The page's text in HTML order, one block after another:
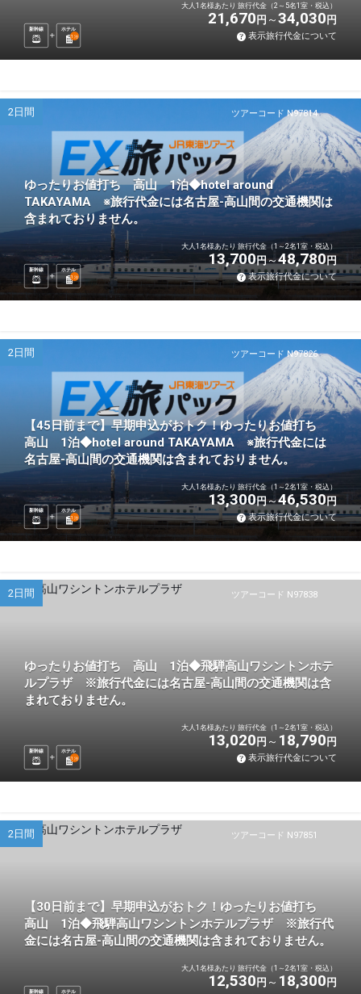
新幹線
ホテル
1 泊
大人1名様あたり 旅行代金（2～5名1室・税込）
21,670 円 34,030 円
表示旅行代金について
ツアーコード N97814
2日間
ゆったりお値打ち 高山 1泊◆hotel around
TAKAYAMA ※旅行代金には名古屋-高山間の交通機関は
含まれておりません。
新幹線
ホテル
1 泊
大人1名様あたり 旅行代金（1～2名1室・税込）
13,700円 48,780円
表示旅行代金について
ツアーコード N97826
2日間
【45日前まで】早期申込がおトク！ゆったりお値打ち
高山 1泊◆hotel around TAKAYAMA ※旅行代金には
名古屋-高山間の交通機関は含まれておりません。
新幹線
ホテル
1 泊
大人1名様あたり 旅行代金（1～2名1室・税込）
13,300円 46,530円
表示旅行代金について
ツアーコード N97838
2日間
ゆったりお値打ち 高山 1泊◆飛騨高山ワシントンホテ
ルプラザ ※旅行代金には名古屋-高山間の交通機関は含
まれておりません。
新幹線
ホテル
1 泊
大人1名様あたり 旅行代金（1～2名1室・税込）
13,020 円 18,790 円
表示旅行代金について
ツアーコード N97851
2日間
【30日前まで】早期申込がおトク！ゆったりお値打ち
高山 1泊◆飛騨高山ワシントンホテルプラザ ※旅行代
金には名古屋-高山間の交通機関は含まれておりません。
新幹線 ホテル
大人1名様あたり 旅行代金（1～2名1室・税込）
12,530 円 18,300 円